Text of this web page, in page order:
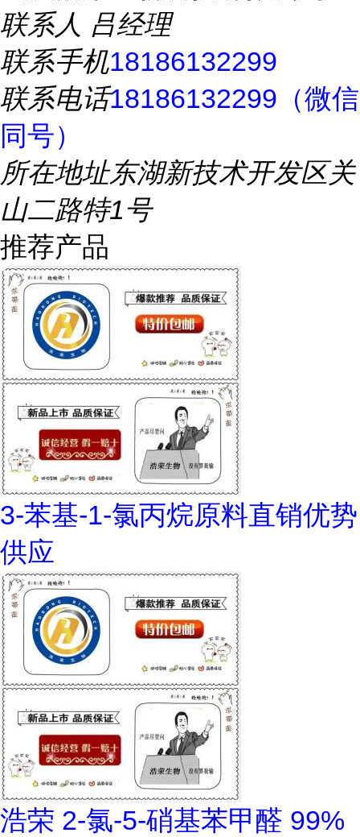
联系人 吕经理
联系手机18186132299
联系电话18186132299（微信
同号）
所在地址东湖新技术开发区关
山二路特1号
推荐产品
3-苯基-1-氯丙烷原料直销优势
供应
浩荣 2-氯-5-硝基苯甲醛 99%